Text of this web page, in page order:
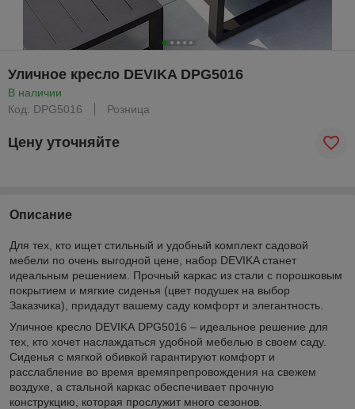
Уличное кресло DEVIKA DPG5016
В наличии
Код: DPG5016
Розница
Цену уточняйте
Описание
Для тех, кто ищет стильный и удобный комплект садовой
мебели по очень выгодной цене, набор DEVIKA станет
идеальным решением. Прочный каркас из стали с порошковым
покрытием и мягкие сиденья (цвет подушек на выбор
Заказчика), придадут вашему саду комфорт и элегантность.
Уличное кресло DEVIKA DPG5016 – идеальное решение для
тех, кто хочет наслаждаться удобной мебелью в своем саду.
Сиденья с мягкой обивкой гарантируют комфорт и
расслабление во время времяпрепровождения на свежем
воздухе, а стальной каркас обеспечивает прочную
конструкцию, которая прослужит много сезонов.